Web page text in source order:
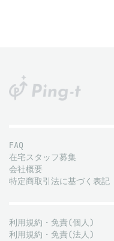
FAQ
在宅スタッフ募集
会社概要
特定商取引法に基づく表記
利用規約・免責(個人)
利用規約・免責(法人)